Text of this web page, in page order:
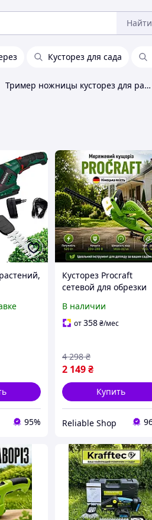
Найти
Кусторез для сада
Тример ножницы кусторез для растений
95%
Кусторез Procraft
сетевой для обрезки
Электрический
кусторез для садовых
(Тример ручной
В наличии
от358₴/мес
2 149₴
4 298 ₴
Купить
Reliable Shop